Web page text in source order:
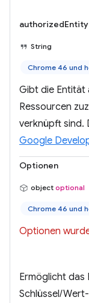
authorizedEntity
String
Chrome 46 und
Gibt die Entität
Ressourcen
verknüpft sind.
Google
Optionen
object optional
Chrome 46 und
Optionen
Ermöglicht das
Schlüssel/